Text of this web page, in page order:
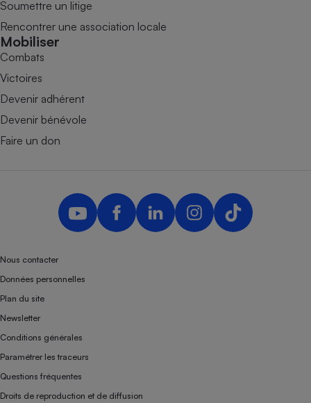
Soumettre un litige
Rencontrer une association locale
Mobiliser
Combats
Victoires
Devenir adhérent
Devenir bénévole
Faire un don
Nous contacter
Données personnelles
Plan du site
Newsletter
Conditions générales
Paramétrer les traceurs
Questions fréquentes
Droits de reproduction et de diffusion